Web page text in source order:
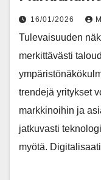
16/01/2026
Tulevaisuuden
merkittävästi
trendejä yritykset
markkinoihin ja
jatkuvasti
myötä.